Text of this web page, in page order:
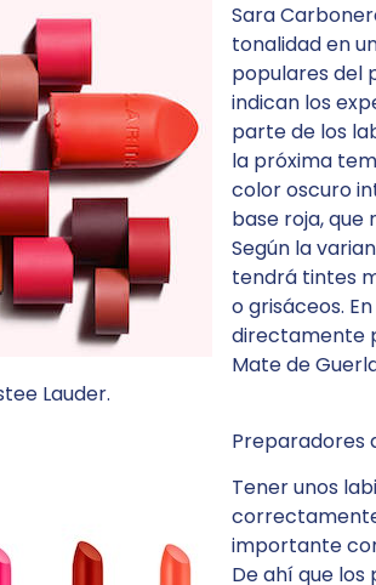
Sara
tonalidad en
populares del
indican los
parte de los
la próxima
color oscuro
base roja, que
Según la
tendrá tintes
o grisáceos. En
directamente
Mate de
Lauder.
Preparadores
Tener unos
importante
De ahí que